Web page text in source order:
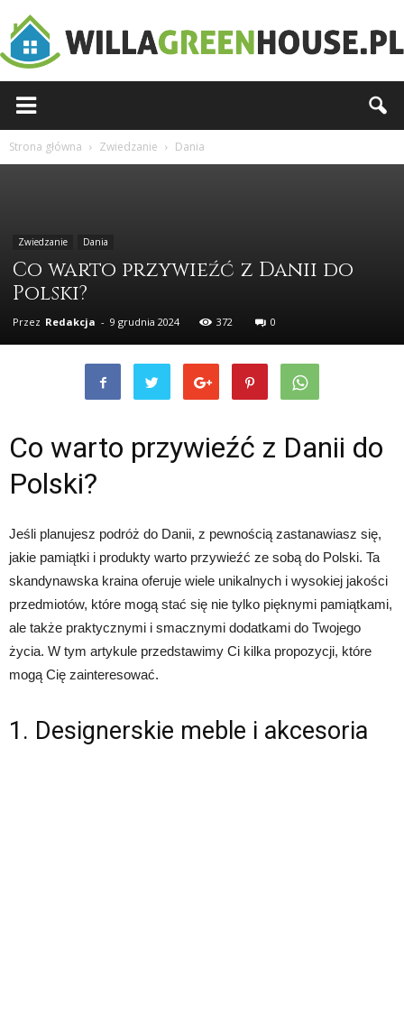
Strona główna Zwiedzanie Dania
Zwiedzanie Dania
Co warto przywieźć z Danii do
Polski?
Przez Redakcja - 9 grudnia 2024 372 0
Co warto przywieźć z Danii do
Polski?
Jeśli planujesz podróż do Danii, z pewnością zastanawiasz się,
jakie pamiątki i produkty warto przywieźć ze sobą do Polski. Ta
skandynawska kraina oferuje wiele unikalnych i wysokiej jakości
przedmiotów, które mogą stać się nie tylko pięknymi pamiątkami,
ale także praktycznymi i smacznymi dodatkami do Twojego
życia. W tym artykule przedstawimy Ci kilka propozycji, które
mogą Cię zainteresować.
1. Designerskie meble i akcesoria